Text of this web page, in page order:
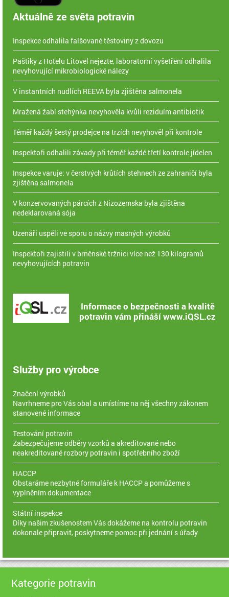
Aktuálně ze světa potravin
Inspekce odhalila falšované těstoviny z dovozu
Paštiky z Hotelu Litovel nejezte, laboratorní vyšetření odhalila
nevyhovující mikrobiologické nálezy
V instantních nudlích REEVA byla zjištěna salmonela
Mražená žabí stehýnka nevyhověla kvůli reziduím antibiotik
Téměř každý šestý prodejce na trzích nevyhověl při kontrole
Inspektoři odhalili závady při téměř každé třetí kontrole jídelen
Inspekce varuje: v čerstvých krůtích stehnech ze zahraničí byla
zjištěna salmonela
V konzervovaných párcích z Nizozemska byla zjištěna
nedeklarovaná sója
Uzenáři uspěli ve sporu o názvy masných výrobků
Inspektoři zajistili v brněnské tržnici více než 130 kilogramů
nevyhovujících potravin
Informace o bezpečnosti a kvalitě
potravin vám přináší www.iQSL.cz
Služby pro výrobce
Značení výrobků
Navrhneme pro Vás obal a umístíme na něj všechny zákonem
stanovené informace
Testování potravin
Zabezpečujeme odběry vzorků a akreditované nebo
neakreditované rozbory potravin i spotřebního zboží
HACCP
Obstaráme nezbytné formuláře k HACCP a pomůžeme s
vyplněním dokumentace
Státní inspekce
Díky našim zkušenostem Vás dokážeme na kontrolu potravin
dokonale připravit, poskytneme pomoc při jednání s úřady
Kategorie potravin